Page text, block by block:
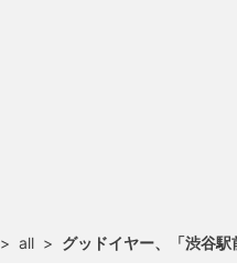
> all > グッドイヤー、「渋谷駅